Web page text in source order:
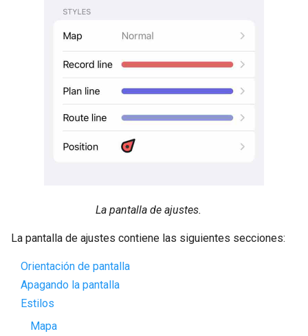
La pantalla de ajustes.
La pantalla de ajustes contiene las siguientes secciones:
Orientación de pantalla
Apagando la pantalla
Estilos
Mapa